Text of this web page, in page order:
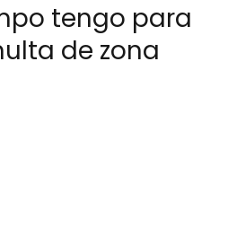
tengo para
de zona